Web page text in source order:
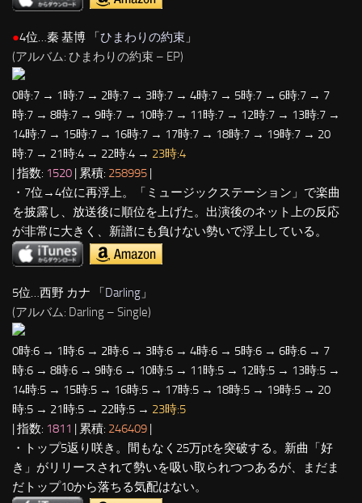
●4位…秦 基博 「ひまわりの約束 」
(アルバム: ひまわりの約束 – EP)
0時:7 → 1時:7 → 2時:7 → 3時:7 → 4時:7 → 5時:7 → 6時:7 → 7
時:7 → 8時:7 → 9時:7 → 10時:7 → 11時:7 → 12時:7 → 13時:7 →
14時:7 → 15時:7 → 16時:7 → 17時:7 → 18時:7 → 19時:7 → 20
時:7 → 21時:4 → 22時:4 → 23時:4
| 指数: 1520 | 累積: 258995 |
・7位→4位に再浮上。「ミュージックステーション」で楽曲
を披露し、放送後に順位を上げた。出演後のネット上の反応
が非常に大きく、新譜にも負けない勢いで浮上している。
5位…西野 カナ 「Darling 」
(アルバム: Darling – Single)
0時:6 → 1時:6 → 2時:6 → 3時:6 → 4時:6 → 5時:6 → 6時:6 → 7
時:6 → 8時:6 → 9時:6 → 10時:5 → 11時:5 → 12時:5 → 13時:5 →
14時:5 → 15時:5 → 16時:5 → 17時:5 → 18時:5 → 19時:5 → 20
時:5 → 21時:5 → 22時:5 → 23時:5
| 指数: 1811 | 累積: 246409 |
・トップ5返り咲き。間もなく25万ptを突破する。新曲「好
き」がリリースされて勢いを吸い取られつつあるが、まだま
だトップ10から落ちる気配はない。